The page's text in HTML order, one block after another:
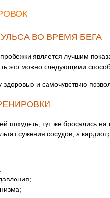
ВО ВРЕМЯ БЕГА
является лучшим
это можно следующими
и самочувствию
похудеть, тут же бросались
сужения сосудов, а